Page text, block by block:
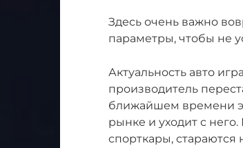
Здесь очень важно
параметры, чтобы не
Актуальность авто
производитель
ближайшем времени
рынке и уходит с
спорткары, стараются